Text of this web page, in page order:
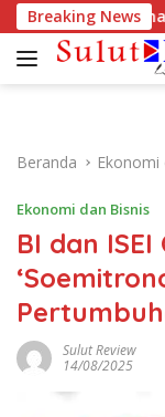
Langsung
ke
konten
Breaking News
Normal
Beranda Ekonomi
Ekonomi dan Bisnis
BI dan
Sulut Review
14/08/2025